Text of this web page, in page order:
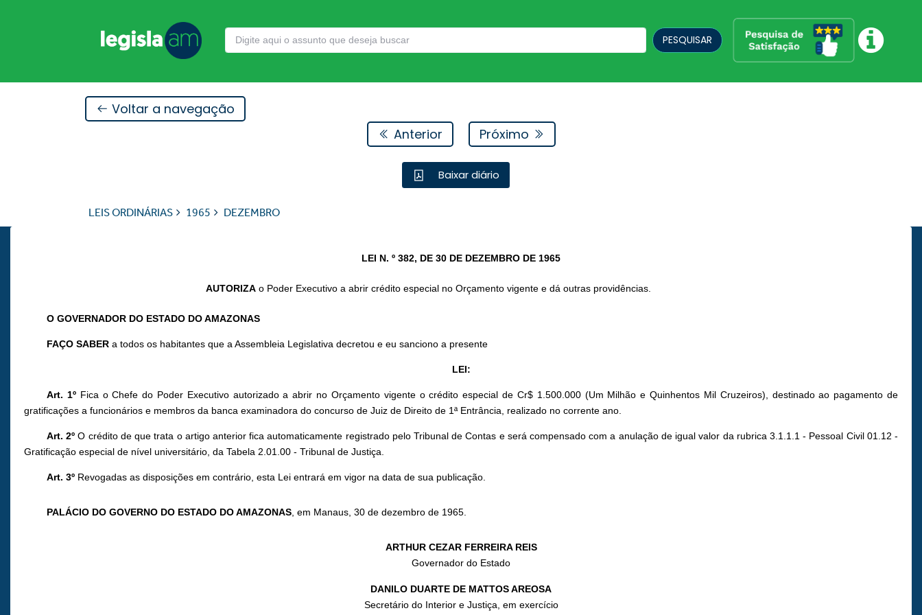
PESQUISAR
Voltar a navegação
Anterior
Próximo
Baixar diário
LEIS ORDINÁRIAS 1965 DEZEMBRO
LEI N. º 382, DE 30 DE DEZEMBRO DE 1965
AUTORIZAo Poder Executivo a abrir crédito especial no Orçamento vigente e dá outras providências.
O GOVERNADOR DO ESTADO DO AMAZONAS
FAÇO SABER a todos os habitantes que a Assembleia Legislativa decretou e eu sanciono a presente
LEI:
Art. 1ºFica o Chefe do Poder Executivo autorizado a abrir no Orçamento vigente o crédito especial de Cr$ 1.500.000 (Um Milhão e Quinhentos Mil Cruzeiros), destinado ao pagamento de
gratificações a funcionários e membros da banca examinadora do concurso de Juiz de Direito de 1ª Entrância, realizado no corrente ano.
Art. 2º O crédito de que trata o artigo anterior fica automaticamente registrado pelo Tribunal de Contas e será compensado com a anulação de igual valor da rubrica 3.1.1.1 - Pessoal Civil 01.12 -
Gratificação especial de nível universitário, da Tabela 2.01.00 - Tribunal de Justiça.
Art. 3º Revogadas as disposições em contrário, esta Lei entrará em vigor na data de sua publicação.
PALÁCIO DO GOVERNO DO ESTADO DO AMAZONAS, em Manaus, 30 de dezembro de 1965.
ARTHUR CEZAR FERREIRA REIS
Governador do Estado
DANILO DUARTE DE MATTOS AREOSA
Secretário do Interior e Justiça, em exercício